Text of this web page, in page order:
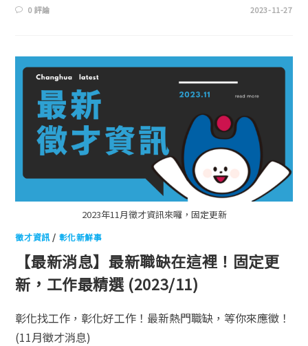
0 評論 2023-11-27
2023年11月徵才資訊來囉，固定更新
徵才資訊/ 彰化新鮮事
【最新消息】最新職缺在這裡！固定更
新，工作最精選 (2023/11)
彰化找工作，彰化好工作！最新熱門職缺，等你來應徵！
(11月徵才消息)